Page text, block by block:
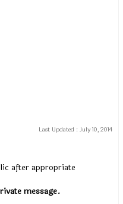
Last Updated : July 10, 2014
after appropriate
message.